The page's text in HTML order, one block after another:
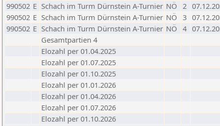
990502 E Schach im Turm Dürnstein A-Turnier NÖ 2
990502 E Schach im Turm Dürnstein A-Turnier NÖ 3
990502 E Schach im Turm Dürnstein A-Turnier NÖ 4
Gesamtpartien 4
Elozahl per 01.04.2025
Elozahl per 01.07.2025
Elozahl per 01.10.2025
Elozahl per 01.01.2026
Elozahl per 01.04.2026
Elozahl per 01.07.2026
Elozahl per 01.10.2026